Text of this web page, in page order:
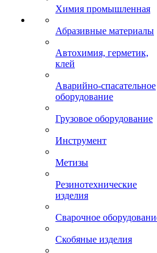
Химия промышленная
Абразивные материалы
Автохимия, герметик,
клей
Аварийно-спасательное
оборудование
Грузовое оборудование
Инструмент
Метизы
Резинотехнические
изделия
Сварочное
Скобяные изделия